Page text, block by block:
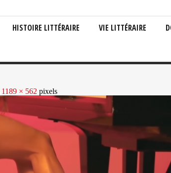
HISTOIRE LITTÉRAIRE VIE LITTÉRAIRE
1189 × 562 pixels